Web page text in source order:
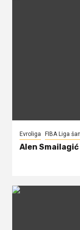
Evroliga FIBA Liga
Alen